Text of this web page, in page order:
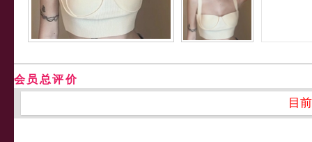
会员总评价
目